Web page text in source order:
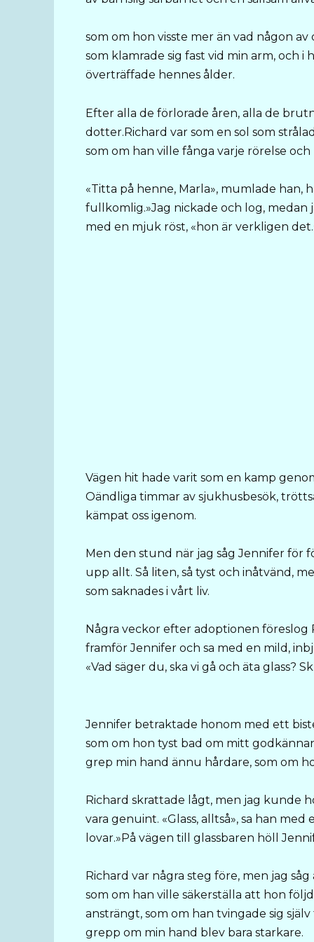
som om hon visste mer än vad någon
som klamrade sig fast vid min arm, och i
överträffade hennes ålder.
Efter alla de förlorade åren, alla de
dotter.Richard var som en sol som
som om han ville fånga varje rörelse
«Titta på henne, Marla», mumlade han,
fullkomlig.»Jag nickade och log, medan
med en mjuk röst, «hon är verkligen
Vägen hit hade varit som en kamp
Oändliga timmar av sjukhusbesök,
kämpat oss igenom.
Men den stund när jag såg Jennifer för
upp allt. Så liten, så tyst och inåtvänd,
som saknades i vårt liv.
Några veckor efter adoptionen
framför Jennifer och sa med en mild,
«Vad säger du, ska vi gå och äta glass?
Jennifer betraktade honom med ett
som om hon tyst bad om mitt
grep min hand ännu hårdare, som om
Richard skrattade lågt, men jag kunde
vara genuint. «Glass, alltså», sa han
lovar.»På vägen till glassbaren höll
Richard var några steg före, men jag
som om han ville säkerställa att hon
ansträngt, som om han tvingade sig
grepp om min hand blev bara starkare.